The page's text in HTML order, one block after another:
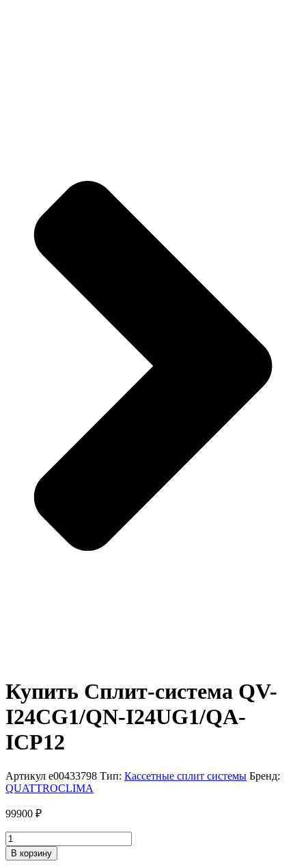
Купить Сплит-система QV-
I24CG1/QN-I24UG1/QA-
ICP12
Артикул e00433798 Тип: Кассетные сплит системы Бренд:
QUATTROCLIMA
99900 ₽
Количество
товара
Сплит-
В корзину